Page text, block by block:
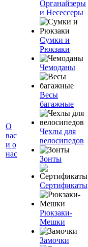
О
вас
и о
нас
Органайзеры
и Несессеры
Сумки и
Рюкзаки
Чемоданы
Весы
багажные
Чехлы для
велосипедов
Зонты
Сертификаты
Рюкзаки-
Мешки
Замочки